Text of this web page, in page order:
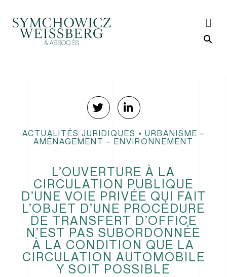
ACTUALITÉS JURIDIQUES • URBANISME –
AMÉNAGEMENT – ENVIRONNEMENT
L’OUVERTURE À LA
CIRCULATION PUBLIQUE
D’UNE VOIE PRIVÉE QUI FAIT
L’OBJET D’UNE PROCÉDURE
DE TRANSFERT D’OFFICE
N’EST PAS SUBORDONNÉE
À LA CONDITION QUE LA
CIRCULATION AUTOMOBILE
Y SOIT POSSIBLE